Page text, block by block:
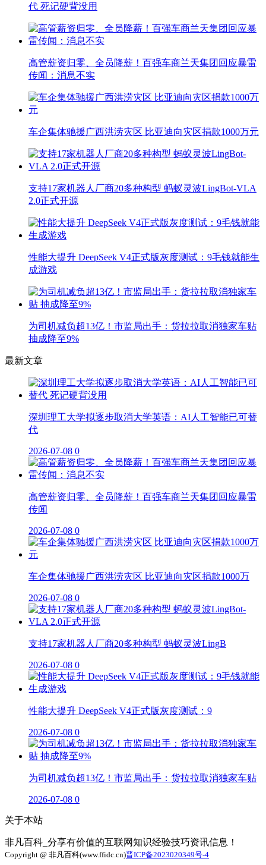
代 死记硬背没用
高管薪资归零、全员降薪！百强车商兰天集团回应暴雷
传闻：消息不实
车企集体驰援广西洪涝灾区 比亚迪向灾区捐款1000万元
支持17家机器人厂商20多种构型 蚂蚁灵波LingBot-VLA
2.0正式开源
性能大提升 DeepSeek V4正式版灰度测试：9毛钱就能生
成游戏
为司机减负超13亿！市监局出手：货拉拉取消独家车贴
抽成降至9%
最新文章
深圳理工大学拟逐步取消大学英语：AI人工智能已可替
代
2026-07-08 0
高管薪资归零、全员降薪！百强车商兰天集团回应暴雷
传闻
2026-07-08 0
车企集体驰援广西洪涝灾区 比亚迪向灾区捐款1000万
2026-07-08 0
支持17家机器人厂商20多种构型 蚂蚁灵波LingB
2026-07-08 0
性能大提升 DeepSeek V4正式版灰度测试：9
2026-07-08 0
为司机减负超13亿！市监局出手：货拉拉取消独家车贴
2026-07-08 0
关于本站
非凡百科_分享有价值的互联网知识经验技巧资讯信息！
Copyright @ 非凡百科(www.ffidc.cn)晋ICP备2023020349号-4